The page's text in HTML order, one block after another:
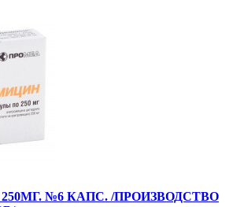
№6 КАПС. /ПРОИЗВОДСТВО